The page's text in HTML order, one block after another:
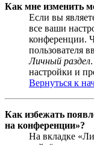
Как мне изменить
Если вы
все ваши
конференции.
пользователя
Личный раздел
настройки и
Вернуться к
Как избежать
на конференции»?
На вкладке